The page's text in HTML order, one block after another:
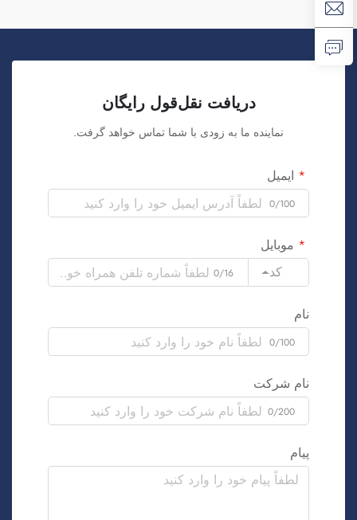
دریافت نقل‌قول رایگان
نماینده ما به زودی با شما تماس خواهد گرفت.
ایمیل
0/100
موبایل
کد
0/16
نام
0/100
نام شرکت
0/200
پیام